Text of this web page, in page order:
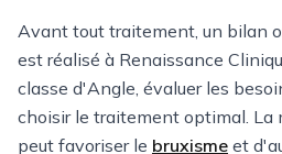
Avant tout traitement, un bilan
est réalisé à Renaissance
classe d'Angle, évaluer les
choisir le traitement optimal. La
peut favoriser le bruxisme et